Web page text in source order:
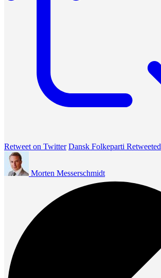
Retweet on Twitter Dansk Folkeparti Retweeted
Morten Messerschmidt